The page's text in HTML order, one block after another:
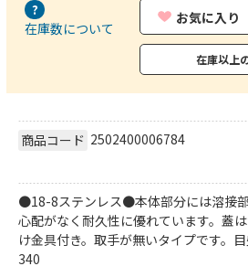
在庫数について
お気に入り
在庫以上
商品コード 2502400006784
●18-8ステンレス●本体部分には溶接
心配がなく耐久性に優れています。蓋
け金具付き。取手が無いタイプです。
340